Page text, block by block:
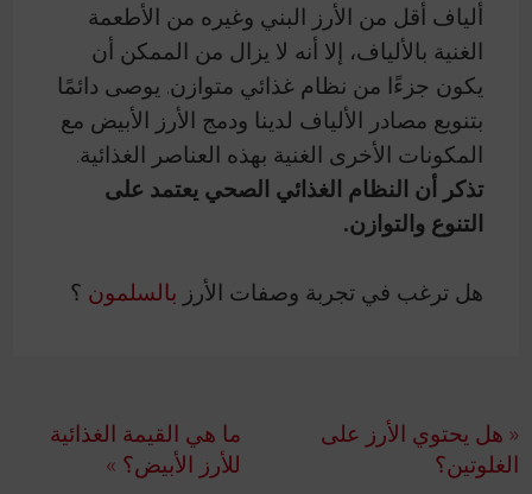
ألياف أقل من الأرز البني وغيره من الأطعمة
الغنية بالألياف، إلا أنه لا يزال من الممكن أن
يكون جزءًا من نظام غذائي متوازن. يوصى دائمًا
بتنويع مصادر الألياف لدينا ودمج الأرز الأبيض مع
المكونات الأخرى الغنية بهذه العناصر الغذائية.
تذكر أن النظام الغذائي الصحي يعتمد على
التنوع والتوازن.
هل ترغب في تجربة وصفات الأرز بالسلمون ؟
تصفّح
المقالات
« هل يحتوي الأرز على
الغلوتين؟
ما هي القيمة الغذائية
للأرز الأبيض؟ »